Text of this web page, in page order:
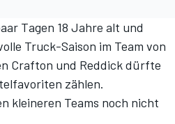
Tagen 18 Jahre alt und
Truck-Saison im Team von
Crafton und Reddick dürfte
zählen.
kleineren Teams noch nicht